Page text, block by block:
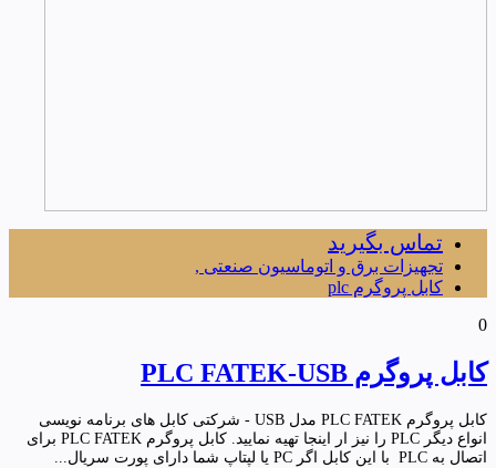
تماس بگیرید
تجهیزات برق و اتوماسیون صنعتی ,
کابل پروگرم plc
0
کابل پروگرم PLC FATEK-USB
کابل پروگرم PLC FATEK مدل USB - شرکتی کابل های برنامه نویسی
انواع دیگر PLC را نیز ار اینجا تهیه نمایید. کابل پروگرم PLC FATEK برای
اتصال به PLC با این کابل اگر PC یا لپتاپ شما دارای پورت سریال...